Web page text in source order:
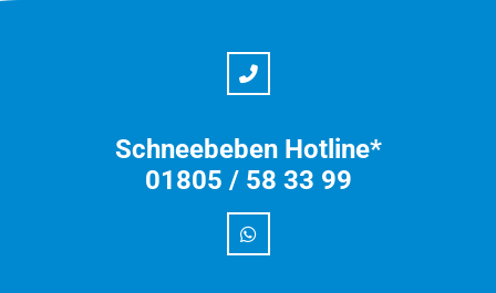
Schneebeben Hotline*
01805 / 58 33 99